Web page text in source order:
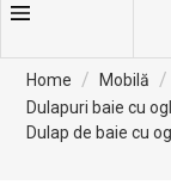
Home / Mobilă /
Dulapuri baie cu
Dulap de baie cu